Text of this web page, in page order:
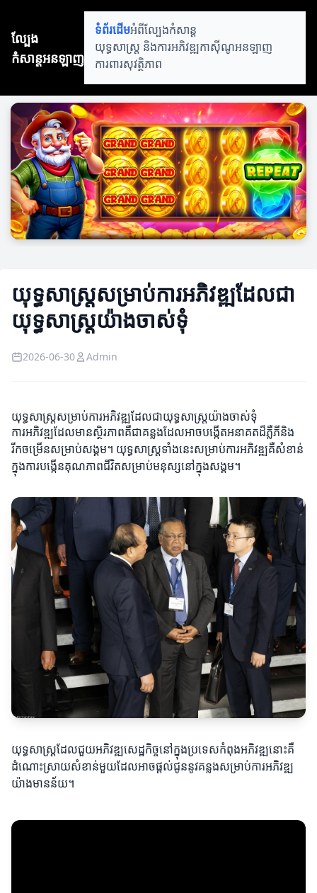
ល្បែង
កំសាន្តអនឡាញ
ទំព័រដើមអំពីល្បែងកំសាន្ត
យុទ្ធសាស្ត្រ និងការអភិវឌ្ឍកាស៊ីណូអនឡាញ
ការពារសុវត្ថិភាព
យុទ្ធសាស្ត្រសម្រាប់ការអភិវឌ្ឍដែលជា
យុទ្ធសាស្ត្រយ៉ាងចាស់ទុំ
2026-06-30 Admin
យុទ្ធសាស្ត្រសម្រាប់ការអភិវឌ្ឍដែលជាយុទ្ធសាស្ត្រយ៉ាងចាស់ទុំ
ការអភិវឌ្ឍដែលមានស្ថិរភាពគឺជាគន្លងដែលអាចបង្កើតអនាគតដ៏ភ្លឺភីនិង
រីកចម្រើនសម្រាប់សង្គម។ យុទ្ធសាស្ត្រទាំងនេះសម្រាប់ការអភិវឌ្ឍគឺសំខាន់
ក្នុងការបង្កើនគុណភាពជីវិតសម្រាប់មនុស្សនៅក្នុងសង្គម។
យុទ្ធសាស្ត្រដែលជួយអភិវឌ្ឍសេដ្ឋកិច្ចនៅក្នុងប្រទេសកំពុងអភិវឌ្ឍនោះគឺ
ដំណោះស្រាយសំខាន់មួយដែលអាចផ្តល់ជូននូវគន្លងសម្រាប់ការអភិវឌ្ឍ
យ៉ាងមានន័យ។